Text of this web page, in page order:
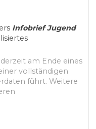
Infobrief Jugend
am Ende eines
vollständigen
führt. Weitere